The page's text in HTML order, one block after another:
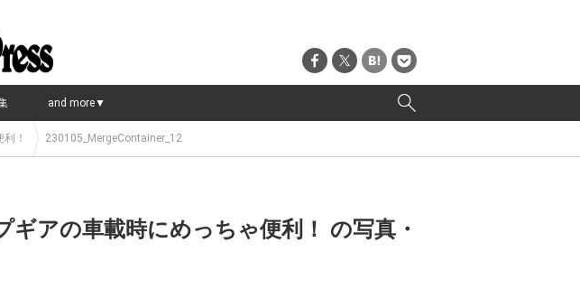
and more▼
！ 230105_MergeContainer_12
アの車載時にめっちゃ便利！ の写真・